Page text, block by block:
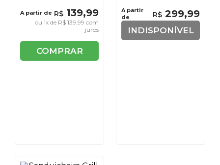
A partir de R$ 139,99
ou1x de R$ 139,99 com
juros
COMPRAR
A partir
de
R$ 299,99
INDISPONÍVEL